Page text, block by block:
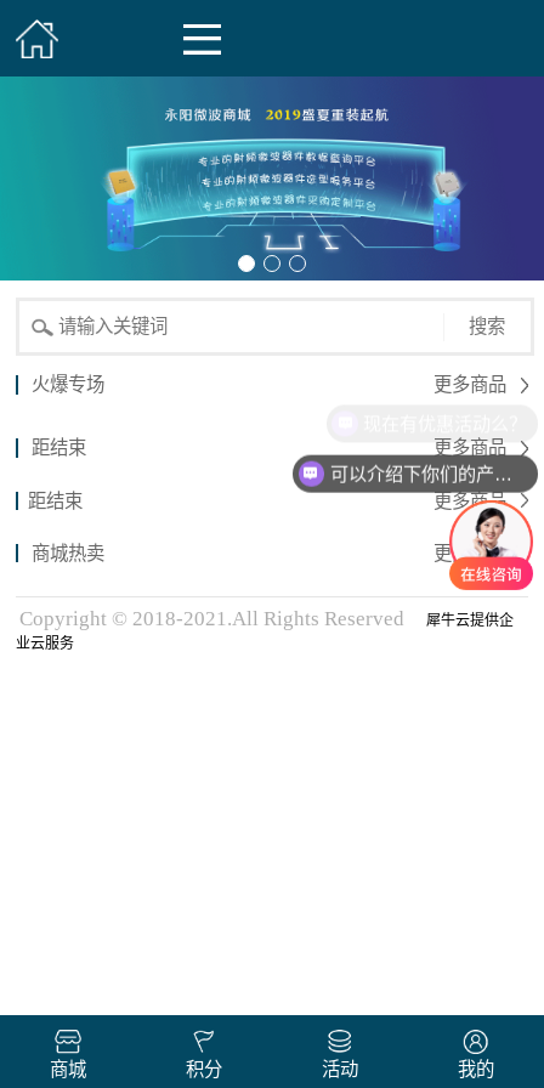
搜索
火爆专场 更多商品
距结束 更多商品
距结束 更多商品
商城热卖 更多商品
Copyright © 2018-2021.All Rights Reserved
犀牛云提供企
业云服务
商城 积分 活动 我的